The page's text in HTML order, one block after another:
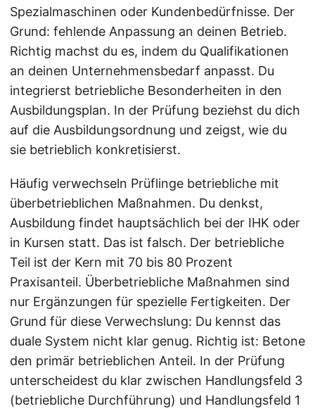
Spezialmaschinen oder Kundenbedürfnisse. Der
Grund: fehlende Anpassung an deinen Betrieb.
Richtig machst du es, indem du Qualifikationen
an deinen Unternehmensbedarf anpasst. Du
integrierst betriebliche Besonderheiten in den
Ausbildungsplan. In der Prüfung beziehst du dich
auf die Ausbildungsordnung und zeigst, wie du
sie betrieblich konkretisierst.
Häufig verwechseln Prüflinge betriebliche mit
überbetrieblichen Maßnahmen. Du denkst,
Ausbildung findet hauptsächlich bei der IHK oder
in Kursen statt. Das ist falsch. Der betriebliche
Teil ist der Kern mit 70 bis 80 Prozent
Praxisanteil. Überbetriebliche Maßnahmen sind
nur Ergänzungen für spezielle Fertigkeiten. Der
Grund für diese Verwechslung: Du kennst das
duale System nicht klar genug. Richtig ist: Betone
den primär betrieblichen Anteil. In der Prüfung
unterscheidest du klar zwischen Handlungsfeld 3
(betriebliche Durchführung) und Handlungsfeld 1